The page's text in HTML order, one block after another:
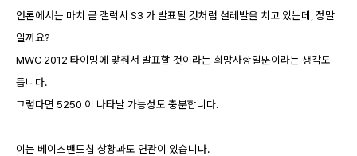
언론에서는 마치 곧 갤럭시 S3 가 발표될 것처럼 설레발을 치고 있는데, 정말
일까요?
MWC 2012 타이밍에 맞춰서 발표할 것이라는 희망사항일뿐이라는 생각도
듭니다.
그렇다면 5250 이 나타날 가능성도 충분합니다.
이는 베이스밴드칩 상황과도 연관이 있습니다.